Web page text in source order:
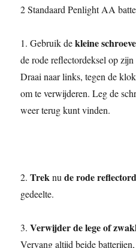
2 Standaard Penlight AA
1. Gebruik dekleine
de rode reflectordeksel op
Draai naar links, tegen de
om te verwijderen. Leg de
weer terug kunt vinden.
2.Treknude rode
gedeelte.
3.Verwijder de lege of
Vervang altijd beide